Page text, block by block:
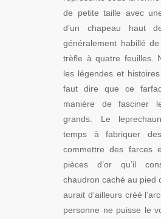
de petite taille avec
d’un chapeau haut
généralement habillé
trèfle à quatre feuilles.
les légendes et
faut dire que ce
manière de fasciner
grands. Le
temps à fabriquer
commettre des farces
pièces d’or qu’il
chaudron caché au pied
aurait d’ailleurs créé
personne ne puisse le